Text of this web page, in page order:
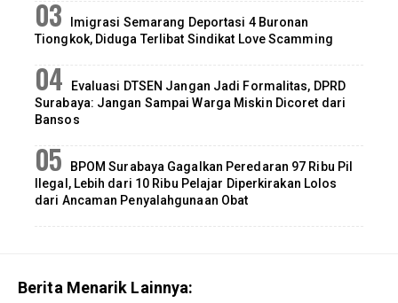
Imigrasi Semarang Deportasi 4 Buronan
Tiongkok, Diduga Terlibat Sindikat Love Scamming
Evaluasi DTSEN Jangan Jadi Formalitas, DPRD
Surabaya: Jangan Sampai Warga Miskin Dicoret dari
Bansos
BPOM Surabaya Gagalkan Peredaran 97 Ribu Pil
Ilegal, Lebih dari 10 Ribu Pelajar Diperkirakan Lolos
dari Ancaman Penyalahgunaan Obat
Berita Menarik Lainnya: